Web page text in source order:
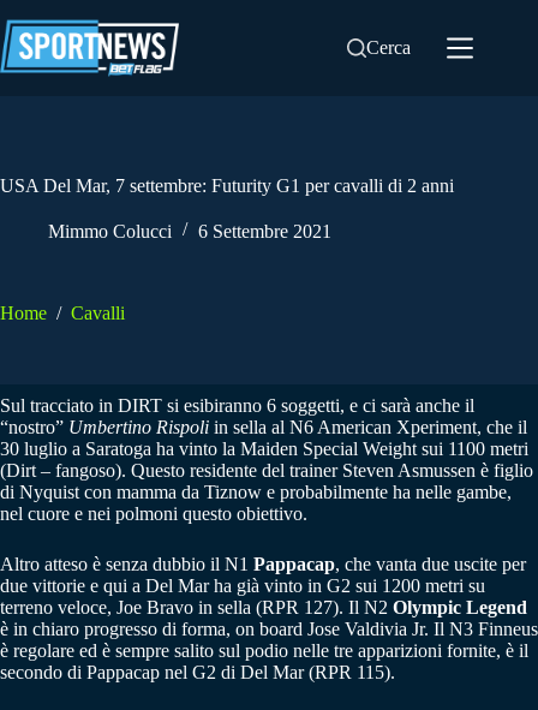
al
contenuto
Cerca
USA Del Mar, 7 settembre: Futurity G1 per cavalli di 2 anni
Mimmo Colucci 6 Settembre 2021
Home / Cavalli
Sul tracciato in DIRT si esibiranno 6 soggetti, e ci sarà anche il
“nostro” Umbertino Rispoli in sella al N6 American Xperiment, che il
30 luglio a Saratoga ha vinto la Maiden Special Weight sui 1100 metri
(Dirt – fangoso). Questo residente del trainer Steven Asmussen è figlio
di Nyquist con mamma da Tiznow e probabilmente ha nelle gambe,
nel cuore e nei polmoni questo obiettivo.
Altro atteso è senza dubbio il N1 Pappacap, che vanta due uscite per
due vittorie e qui a Del Mar ha già vinto in G2 sui 1200 metri su
terreno veloce, Joe Bravo in sella (RPR 127). Il N2 Olympic Legend
è in chiaro progresso di forma, on board Jose Valdivia Jr. Il N3 Finneus
è regolare ed è sempre salito sul podio nelle tre apparizioni fornite, è il
secondo di Pappacap nel G2 di Del Mar (RPR 115).